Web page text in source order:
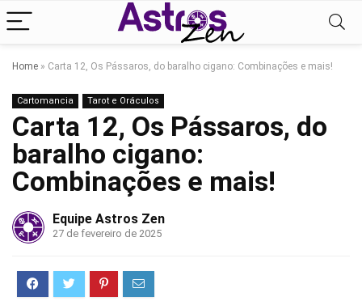
Home » Carta 12, Os Pássaros, do baralho cigano: Combinações e mais!
Cartomancia Tarot e Oráculos
Carta 12, Os Pássaros, do
baralho cigano:
Combinações e mais!
Equipe Astros Zen
27 de fevereiro de 2025